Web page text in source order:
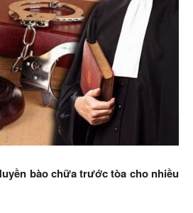
bào chữa trước tòa cho nhiều